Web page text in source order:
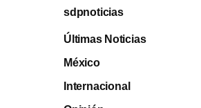
sdpnoticias
Últimas Noticias
México
Internacional